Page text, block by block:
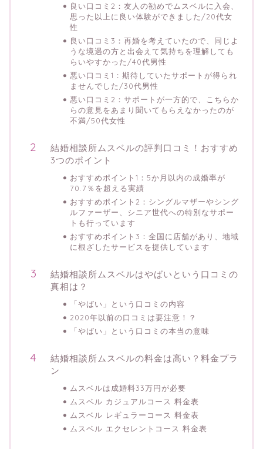
良い口コミ2：友人の勧めでムスベルに入会、
思った以上に良い体験ができました/20代女
性
良い口コミ3：再婚を考えていたので、同じよ
うな境遇の方と出会えて気持ちを理解しても
らいやすかった/40代男性
悪い口コミ1：期待していたサポートが得られ
ませんでした/30代男性
悪い口コミ2：サポートが一方的で、こちらか
らの意見をあまり聞いてもらえなかったのが
不満/50代女性
結婚相談所ムスベルの評判口コミ！おすすめ
3つのポイント
おすすめポイント1：5か月以内の成婚率が
70.7％を超える実績
おすすめポイント2：シングルマザーやシング
ルファーザー、シニア世代への特別なサポー
トも行っています
おすすめポイント3：全国に店舗があり、地域
に根ざしたサービスを提供しています
結婚相談所ムスベルはやばいという口コミの
真相は？
「やばい」という口コミの内容
2020年以前の口コミは要注意！？
「やばい」という口コミの本当の意味
結婚相談所ムスベルの料金は高い？料金プラ
ン
ムスベルは成婚料33万円が必要
ムスベル カジュアルコース 料金表
ムスベル レギュラーコース 料金表
ムスベル エクセレントコース 料金表